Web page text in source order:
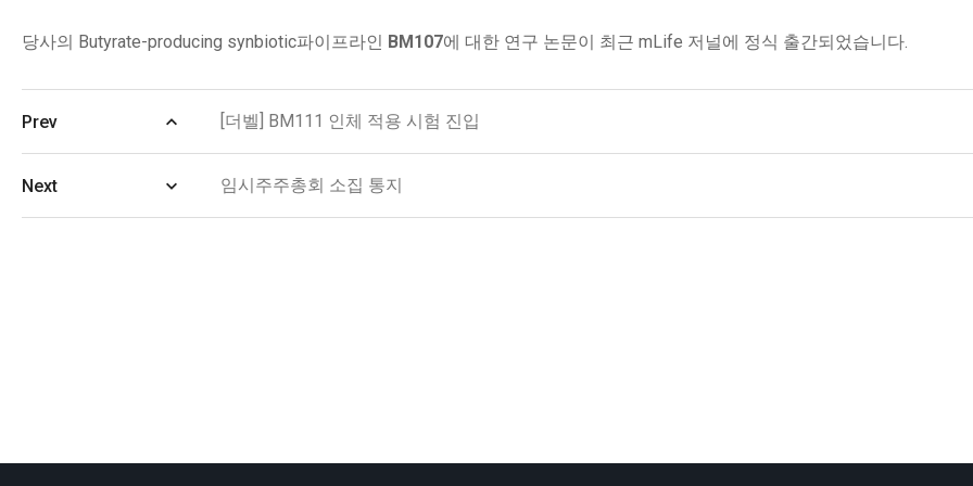
당사의 Butyrate-producing synbiotic파이프라인 BM107에 대한 연구 논문이 최근 mLife 저널에 정식 출간되었습니다.
Prev [더벨] BM111 인체 적용 시험 진입
Next 임시주주총회 소집 통지